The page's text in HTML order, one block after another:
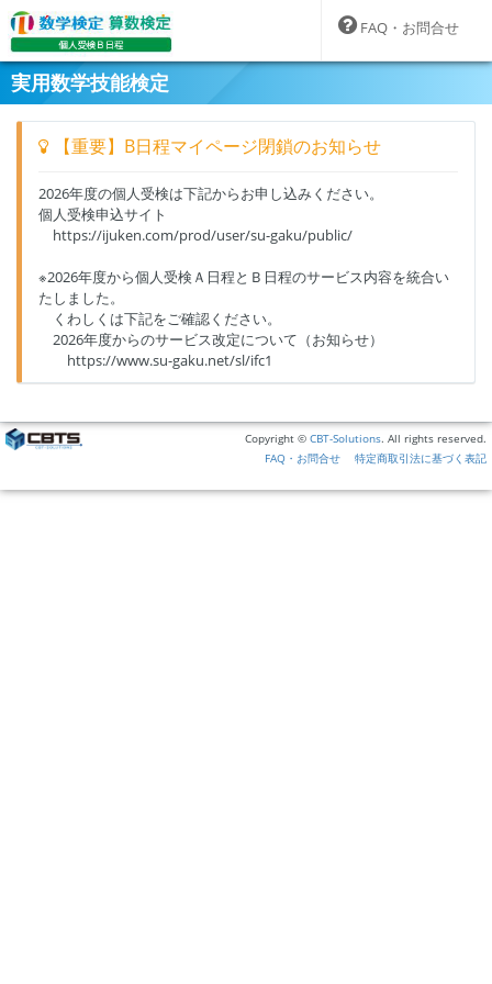
FAQ・お問合せ
実用数学技能検定
【重要】B日程マイページ閉鎖のお知らせ
2026年度の個人受検は下記からお申し込みください。
個人受検申込サイト
https://ijuken.com/prod/user/su-gaku/public/
※2026年度から個人受検Ａ日程とＢ日程のサービス内容を統合い
たしました。
くわしくは下記をご確認ください。
2026年度からのサービス改定について（お知らせ）
https://www.su-gaku.net/sl/ifc1
Copyright © CBT-Solutions. All rights reserved.
FAQ・お問合せ
特定商取引法に基づく表記